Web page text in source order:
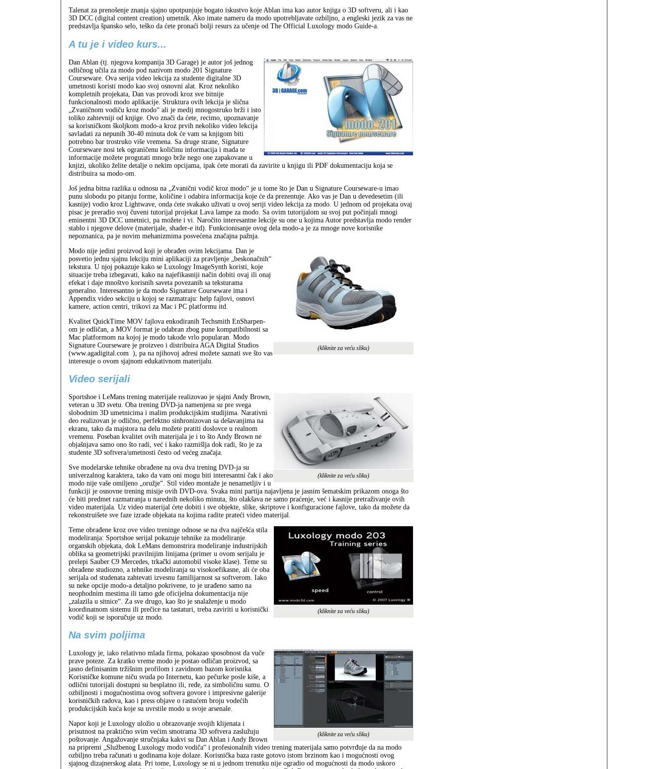
Talenat za prenošenje znanja sjajno upotpunjuje bogato iskustvo koje Ablan ima kao autor knjiga o 3D softveru, ali i kao
3D DCC (digital content creation) umetnik. Ako imate nameru da modo upotrebljavate ozbiljno, a engleski jezik za vas ne
predstavlja špansko selo, teško da ćete pronaći bolji resurs za učenje od The Official Luxology modo Guide-a.
A tu je i video kurs...
Dan Ablan (tj. njegova kompanija 3D Garage) je autor još jednog
odličnog učila za modo pod nazivom modo 201 Signature
Courseware. Ova serija video lekcija za studente digitalne 3D
umetnosti koristi modo kao svoj osnovni alat. Kroz nekoliko
kompletnih projekata, Dan vas provodi kroz sve bitnije
funkcionalnosti modo aplikacije. Struktura ovih lekcija je slična
„Zvaničnom vodiču kroz modo“ ali je medij mnogostruko brži i isto
toliko zahtevniji od knjige. Ovo znači da ćete, recimo, upoznavanje
sa korisničkom školjkom modo-a kroz prvih nekoliko video lekcija
savladati za nepunih 30-40 minuta dok će vam sa knjigom biti
potrebno bar trostruko više vremena. Sa druge strane, Signature
Courseware nosi tek ograničenu količinu informacija i mada te
informacije možete progutati mnogo brže nego one zapakovane u
knjizi, ukoliko želite detalje o nekim opcijama, ipak ćete morati da zavirite u knjigu ili PDF dokumentaciju koja se
distribuira sa modo-om.
Još jedna bitna razlika u odnosu na „Zvanični vodič kroz modo“ je u tome što je Dan u Signature Courseware-u imao
punu slobodu po pitanju forme, količine i odabira informacija koje će da prezentuje. Ako vas je Dan u devedesetim (ili
kasnije) vodio kroz Lightwave, onda ćete svakako uživati u ovoj seriji video lekcija za modo. U jednom od projekata ovaj
pisac je preradio svoj čuveni tutorijal projekat Lava lampe za modo. Sa ovim tutorijalom su svoj put počinjali mnogi
eminentni 3D DCC umetnici, pa možete i vi. Naročito interesantne lekcije su one u kojima Autor predstavlja modo render
stablo i njegove delove (materijale, shader-e itd). Funkcionisanje ovog dela modo-a je za mnoge nove korisnike
nepoznanica, pa je novim mehanizmima posvećena značajna pažnja.
(kliknite za veću sliku)
Modo nije jedini proizvod koji je obrađen ovim lekcijama. Dan je
posvetio jednu sjajnu lekciju mini aplikaciji za pravljenje „beskonačnih“
tekstura. U njoj pokazuje kako se Luxology ImageSynth koristi, koje
situacije treba izbegavati, kako na najefikasniji način dobiti ovaj ili onaj
efekat i daje mnoštvo korisnih saveta povezanih sa teksturama
generalno. Interesantno je da modo Signature Courseware ima i
Appendix video sekciju u kojoj se razmatraju: help fajlovi, osnovi
kamere, action centri, trikovi za Mac i PC platformu itd.
Kvalitet QuickTime MOV fajlova enkodiranih Techsmith EnSharpen-
om je odličan, a MOV format je odabran zbog pune kompatibilnosti sa
Mac platformom na kojoj je modo takođe vrlo popularan. Modo
Signature Courseware je proizveo i distribuira AGA Digital Studios
(www.agadigital.com ), pa na njihovoj adresi možete saznati sve što vas
interesuje o ovom sjajnom edukativnom materijalu.
Video serijali
(kliknite za veću sliku)
Sportshoe i LeMans trening materijale realizovao je sjajni Andy Brown,
veteran u 3D svetu. Oba trening DVD-ja namenjena su pre svega
slobodnim 3D umetnicima i malim produkcijskim studijima. Narativni
deo realizovan je odlično, perfektno sinhronizovan sa dešavanjima na
ekranu, tako da majstora na delu možete pratiti doslovce u realnom
vremenu. Poseban kvalitet ovih materijala je i to što Andy Brown ne
objašnjava samo ono što radi, već i kako razmišlja dok radi, što je za
studente 3D softvera/umetnosti često od većeg značaja.
Sve modelarske tehnike obrađene na ova dva trening DVD-ja su
univerzalnog karaktera, tako da vam oni mogu biti interesantni čak i ako
modo nije vaše omiljeno „oružje“. Stil video montaže je nenametljiv i u
funkciji je osnovne trening misije ovih DVD-ova. Svaka mini partija najavljena je jasnim šematskim prikazom onoga što
će biti predmet razmatranja u narednih nekoliko minuta, što olakšava ne samo praćenje, već i kasnije pretraživanje ovih
video materijala. Uz video materijal ćete dobiti i sve objekte, slike, skriptove i konfiguracione fajlove, tako da možete da
rekonstruišete sve faze izrade objekata na kojima radite prateći video materijal.
(kliknite za veću sliku)
Teme obrađene kroz ove video treninge odnose se na dva najčešća stila
modeliranja: Sportshoe serijal pokazuje tehnike za modeliranje
organskih objekata, dok LeMans demonstrira modeliranje industrijskih
oblika sa geometrijski pravilnijim linijama (primer u ovom serijalu je
prelepi Sauber C9 Mercedes, trkački automobil visoke klase). Teme su
obrađene studiozno, a tehnike modeliranja su visokoefikasne, ali će oba
serijala od studenata zahtevati izvesnu familijarnost sa softverom. Iako
su neke opcije modo-a detaljno pokrivene, to je urađeno samo na
neophodnim mestima ili tamo gde oficijelna dokumentacija nije
„zalazila u sitnice“. Za sve drugo, kao što je snalaženje u modo
koordinatnom sistemu ili prečice na tastaturi, treba zaviriti u korisnički
vodič koji se isporučuje uz modo.
Na svim poljima
(kliknite za veću sliku)
Luxology je, iako relativno mlada firma, pokazao sposobnost da vuče
prave poteze. Za kratko vreme modo je postao odličan proizvod, sa
jasno definisanim tržišnim profilom i zavidnom bazom korisnika.
Korisničke komune niču svuda po Internetu, kao pečurke posle kiše, a
odlični tutorijali dostupni su besplatno ili, ređe, za simboličnu sumu. O
ozbiljnosti i mogućnostima ovog softvera govore i impresivne galerije
korisničkih radova, kao i press objave o rastućem broju vodećih
produkcijskih kuća koje su uvrstile modo u svoje arsenale.
Napor koji je Luxology uložio u obrazovanje svojih klijenata i
prisutnost na praktično svim većim smotrama 3D softvera zaslužuju
poštovanje. Angažovanje stručnjaka kakvi su Dan Ablan i Andy Brown
na pripremi „Službenog Luxology modo vodiča“ i profesionalnih video trening materijala samo potvrđuje da na modo
ozbiljno treba računati u godinama koje dolaze. Korisnička baza raste gotovo istom brzinom kao i mogućnosti ovog
sjajnog dizajnerskog alata. Pri tome, Luxology se ni u jednom trenutku nije ogradio od mogućnosti da modo uskoro